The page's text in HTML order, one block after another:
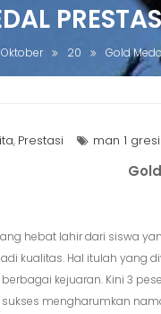
Oktober 20 Gold
, Prestasi man 1
hebat lahir dari siswa
kualitas. Hal itulah yang
kejuaran. Kini 3
mengharumkan nama